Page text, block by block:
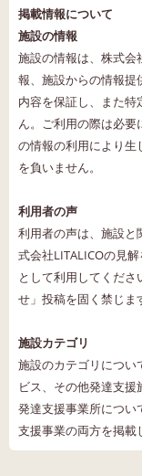
掲載情報について
施設の情報
施設の情報は、株式会
報、施設からの情報提
内容を保証し、また
ん。ご利用の際は必
の情報の利用により生
を負いません。
利用者の声
利用者の声は、施設と
式会社LITALICOの見
として利用してくだ
せ」投稿を固く禁じま
施設カテゴリ
施設のカテゴリについ
ビス、その他発達支
発達支援事業所につい
支援事業の両方を掲載